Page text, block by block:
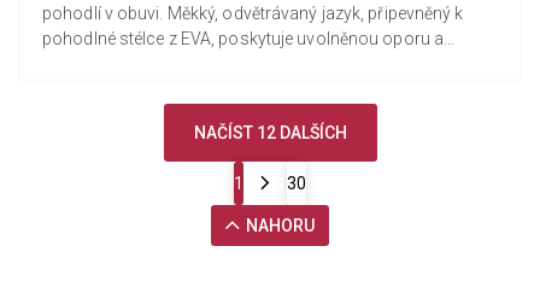
pohodlí v obuvi. Měkký, odvětrávaný jazyk, připevněný k
pohodlné stélce z EVA, poskytuje uvolněnou oporu a
NAČÍST 12 DALŠÍCH
1 30
NAHORU